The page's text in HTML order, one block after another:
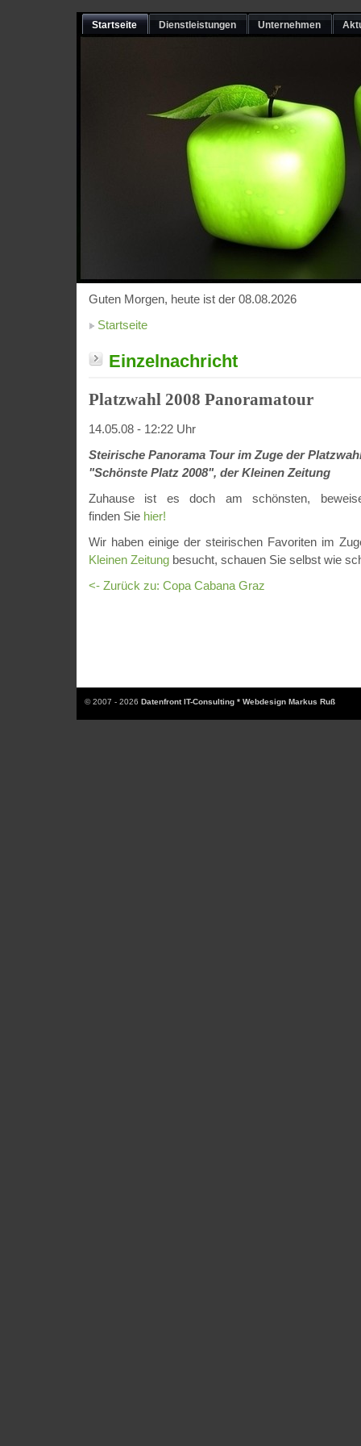
Startseite Dienstleistungen Unternehmen
Guten Morgen, heute ist der 08.08.2026
Startseite
Einzelnachricht
Platzwahl 2008 Panoramatour
14.05.08 - 12:22 Uhr
Steirische Panorama Tour im Zuge der
"Schönste Platz 2008", der Kleinen Zeitung
Zuhause ist es doch am schönsten,
finden Sie hier!
Wir haben einige der steirischen Favoriten im
Kleinen Zeitung besucht, schauen Sie selbst wie
<- Zurück zu: Copa Cabana Graz
© 2007 - 2026 Datenfront IT-Consulting * Webdesign Markus Ruß